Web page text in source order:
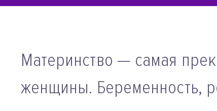
Материнство — самая
женщины. Беременность,